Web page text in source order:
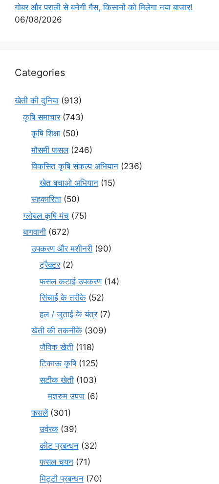
गोबर और पराली से बनेगी गैस, किसानों को मिलेगा नया बाजार!
06/08/2026
Categories
खेती की दुनिया (913)
कृषि समाचार(743)
कृषि शिक्षा (50)
मौसमी फसल(246)
विकसित कृषि संकल्प अभियान (236)
खेत बचाओ अभियान (15)
सहकारिता (50)
ग्लोबल कृषि मंच (75)
बागवानी (672)
उपकरण और मशीनरी (90)
ट्रैक्टर(2)
फसल कटाई उपकरण(14)
सिंचाई के तरीके (52)
हल / जुताई के यंत्र(7)
खेती की तकनीकें (309)
जैविक खेती (118)
टिकाऊ कृषि(125)
सटीक खेती (103)
मशरुम उपज (6)
फसलें(301)
उर्वरक (39)
कीट प्रबन्धन (32)
फसल चयन (71)
मि‌ट्टी प्रबन्धन (70)